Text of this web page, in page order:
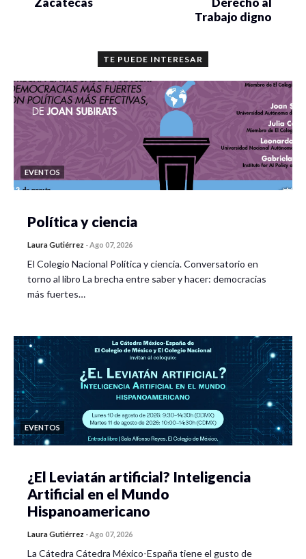
Trabajo digno
TE PUEDE INTERESAR
EVENTOS
Política y ciencia
Laura Gutiérrez -Ago 07, 2026
El Colegio Nacional Política y ciencia. Conversatorio en
torno al libro La brecha entre saber y hacer: democracias
más fuertes…
EVENTOS
¿El Leviatán artificial? Inteligencia
Artificial en el Mundo
Hispanoamericano
Laura Gutiérrez -Ago 07, 2026
La Cátedra Cátedra México-España tiene el gusto de